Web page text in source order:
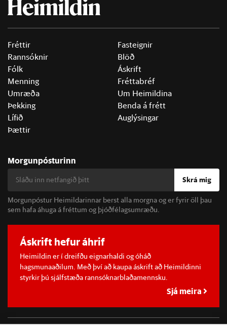
Fréttir
Rannsóknir
Fólk
Menning
Umræða
Þekking
Lífið
Þættir
Fasteignir
Blöð
Áskrift
Fréttabréf
Um Heimildina
Benda á frétt
Auglýsingar
Morgunpósturinn
Skrá mig
Morgunpóstur Heimildarinnar berst alla morgna og er fyrir öll þau
sem hafa áhuga á fréttum og þjóðfélagsumræðu.
Áskrift hefur áhrif
Heimildin er í dreifðu eignarhaldi og óháð
hagsmunaaðilum. Með því að kaupa áskrift að Heimildinni
styrkir þú sjálfstæða rannsóknarblaðamennsku.
Sjá meira